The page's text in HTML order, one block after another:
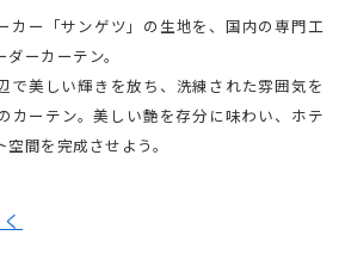
カー「サンゲツ」の生地を、国内の専門工
ーカーテン。
で美しい輝きを放ち、洗練された雰囲気を
カーテン。美しい艶を存分に味わい、ホテ
間を完成させよう。